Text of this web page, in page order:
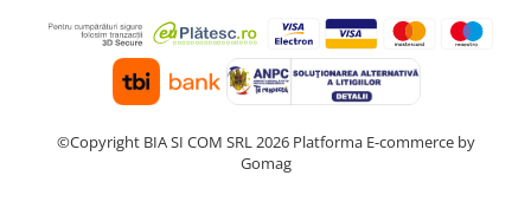
Televizoare
Videoproiectoare & Accesorii
Accesorii videoproiectoare
Tabla interactiva
©Copyright BIA SI COM SRL 2026 Platforma E-commerce by
Gomag